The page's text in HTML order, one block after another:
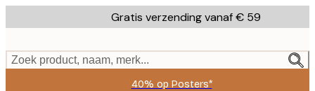
to
content.
Gratis verzending vanaf € 59
Zoek product, naam, merk...
40% op Posters*